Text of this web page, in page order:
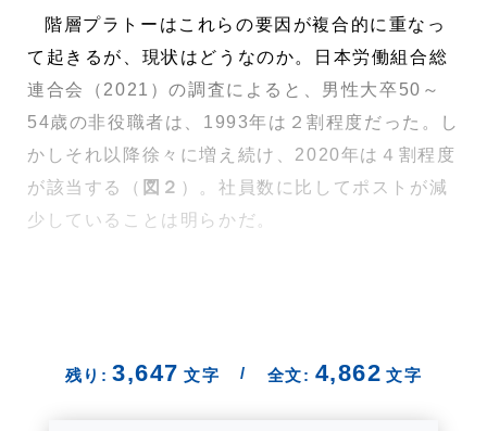
階層プラトーはこれらの要因が複合的に重なっ
て起きるが、現状はどうなのか。日本労働組合総
連合会（2021）の調査によると、男性大卒50～
54歳の非役職者は、1993年は２割程度だった。し
かしそれ以降徐々に増え続け、2020年は４割程度
が該当する（ 図２ ）。社員数に比してポストが減
少していることは明らかだ。
残り: 3,647 文字 / 全文: 4,862 文字